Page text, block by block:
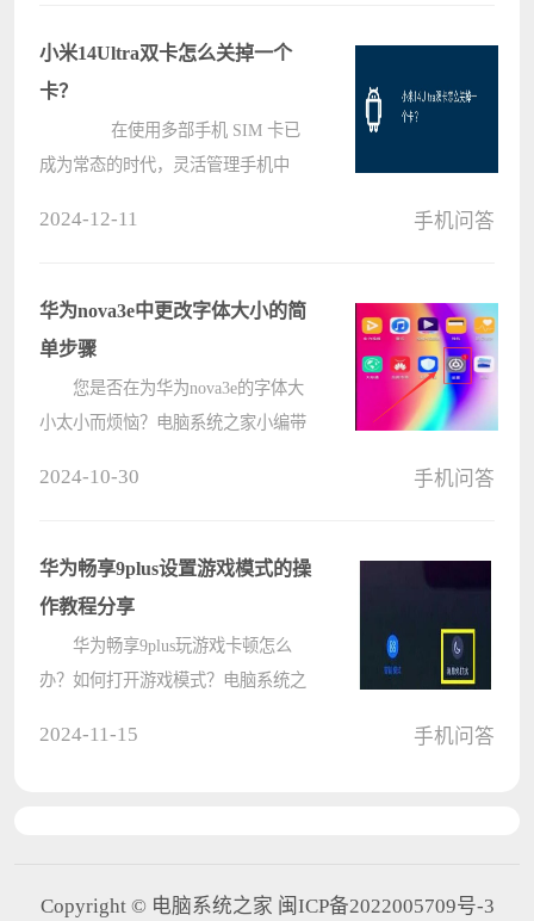
盘： 打开DiskGenius软件，在软????
小米14Ultra双卡怎么关掉一个
卡？
在使用多部手机 SIM 卡已
成为常态的时代，灵活管理手机中
电脑系统之家小编将详细解释小米 14
????
2024-12-11 手机问答
华为nova3e中更改字体大小的简
单步骤
您是否在为华为nova3e的字体大
小太小而烦恼？电脑系统之家小编带
让您轻松获得最佳阅读体验。
1、????
2024-10-30 手机问答
华为畅享9plus设置游戏模式的操
作教程分享
华为畅享9plus玩游戏卡顿怎么
办？如何打开游戏模式？电脑系统之
2024-11-15 手机问答
Copyright © 电脑系统之家 闽ICP备2022005709号-3